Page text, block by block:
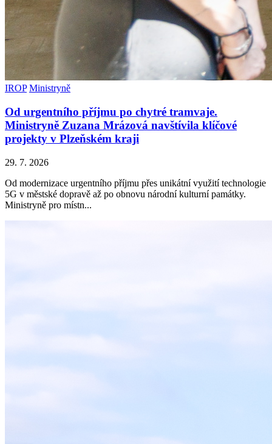
IROP Ministryně
Od urgentního příjmu po chytré tramvaje.
Ministryně Zuzana Mrázová navštívila klíčové
projekty v Plzeňském kraji
29. 7. 2026
Od modernizace urgentního příjmu přes unikátní využití technologie
5G v městské dopravě až po obnovu národní kulturní památky.
Ministryně pro místn...